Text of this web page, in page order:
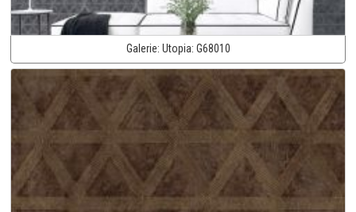
Galerie: Utopia: G68010